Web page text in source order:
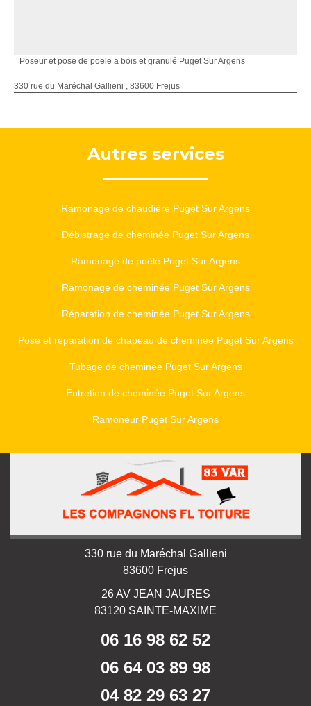
Poseur et pose de poele a bois et granulé Puget Sur Argens
330 rue du Maréchal Gallieni , 83600 Frejus
Autres services
Ramonage de chaudière Puget Sur Argens
Débistrage de cheminée Puget Sur Argens
Ramonage de poêle Puget Sur Argens
Ramonage de cheminée Puget Sur Argens
Réparation de cheminée Puget Sur Argens
Pose et réparation de chapeau de cheminée Puget Sur Argens
Tubage de cheminée Puget Sur Argens
Entretien de cheminée Puget Sur Argens
Ramoneur Puget Sur Argens
330 rue du Maréchal Gallieni
83600 Frejus
26 AV JEAN JAURES
83120 SAINTE-MAXIME
06 16 98 62 52
06 64 03 89 98
04 82 29 63 27